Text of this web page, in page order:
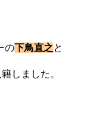
の下鳥直之と
しました。